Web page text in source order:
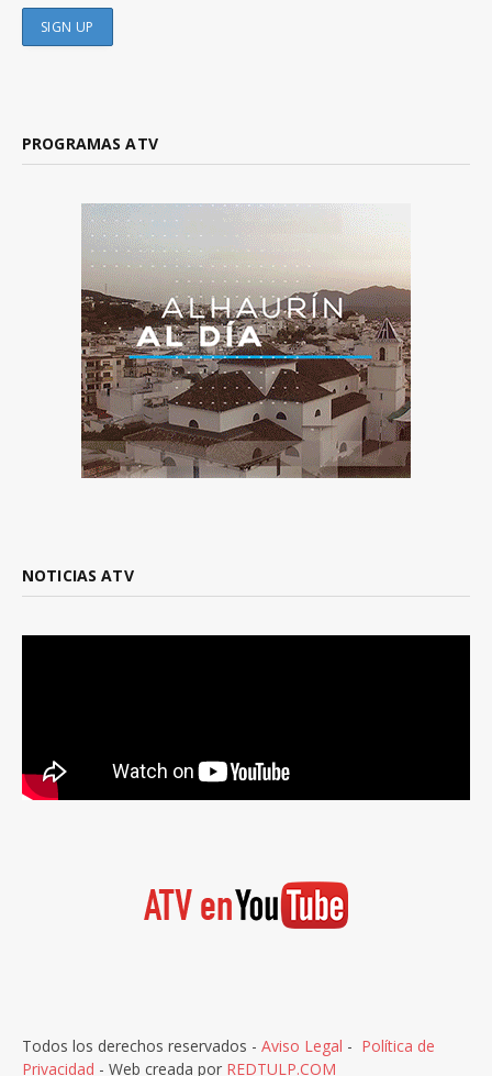
PROGRAMAS ATV
NOTICIAS ATV
Todos los derechos reservados - Aviso Legal - Política de
Privacidad - Web creada por REDTULP.COM